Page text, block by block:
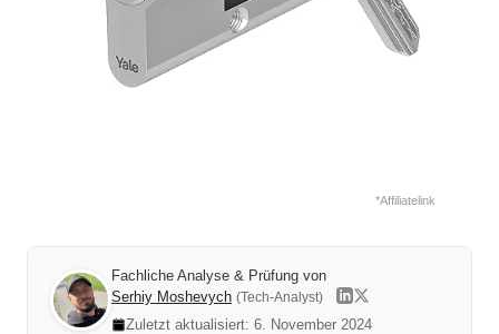
*Affiliatelink
Fachliche Analyse & Prüfung von
Serhiy Moshevych (Tech-Analyst)
Zuletzt aktualisiert: 6. November 2024